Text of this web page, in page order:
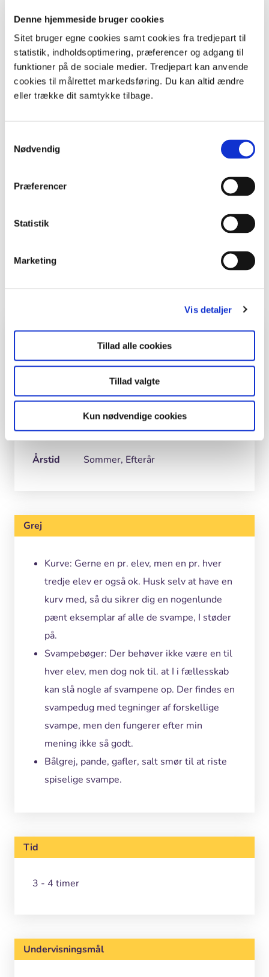
Denne hjemmeside bruger cookies
Sitet bruger egne cookies samt cookies fra tredjepart til
statistik, indholdsoptimering, præferencer og adgang til
funktioner på de sociale medier. Tredjepart kan anvende
cookies til målrettet markedsføring. Du kan altid ændre
eller trække dit samtykke tilbage.
Nødvendig
Præferencer
Statistik
Marketing
Vis detaljer
Tillad alle cookies
Tillad valgte
Kun nødvendige cookies
svampebog, der har de gængse svampe med og en god
forklaring på kendetegn. Læs også NaturskolebogeN -
kan bestilles påwww.viborg.dk/naturskolen .
Vokshat med voksagtige, tykke lameller. Foto: Janne Bavnhøj
Hvem, hvad, hvor
Fag
Biologi, Madkundskab,
Natur/Teknologi
Sted
Skov, Åbent land
Årstid
Sommer, Efterår
Grej
Kurve: Gerne en pr. elev, men en pr. hver
tredje elev er også ok. Husk selv at have en
kurv med, så du sikrer dig en nogenlunde
pænt eksemplar af alle de svampe, I støder
på.
Svampebøger: Der behøver ikke være en til
hver elev, men dog nok til. at I i fællesskab
kan slå nogle af svampene op. Der findes en
svampedug med tegninger af forskellige
svampe, men den fungerer efter min
mening ikke så godt.
Bålgrej, pande, gafler, salt smør til at riste
spiselige svampe.
Tid
3 - 4 timer
Undervisningsmål